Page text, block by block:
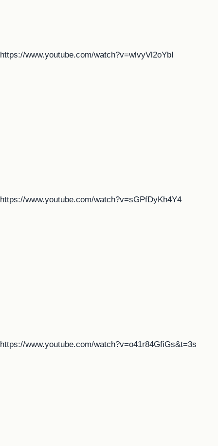
https://www.youtube.com/watch?v=wlvyVl2oYbI
https://www.youtube.com/watch?v=sGPfDyKh4Y4
https://www.youtube.com/watch?v=o41r84GfiGs&t=3s